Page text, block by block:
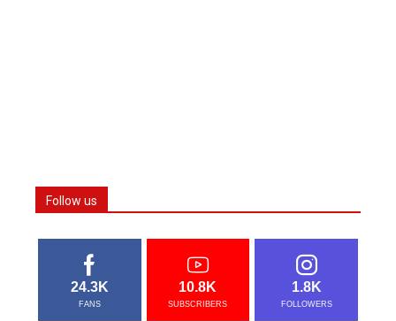
Follow us
24.3K
FANS
10.8K
SUBSCRIBERS
1.8K
FOLLOWERS